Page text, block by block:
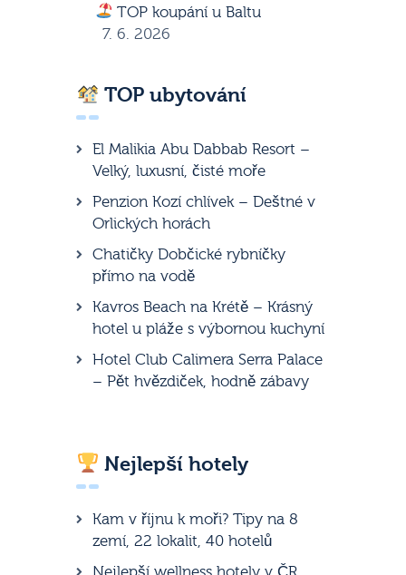
TOP koupání u Baltu
7. 6. 2026
TOP ubytování
El Malikia Abu Dabbab Resort –
Velký, luxusní, čisté moře
Penzion Kozí chlívek – Deštné v
Orlických horách
Chatičky Dobčické rybníčky
přímo na vodě
Kavros Beach na Krétě – Krásný
hotel u pláže s výbornou kuchyní
Hotel Club Calimera Serra Palace
– Pět hvězdiček, hodně zábavy
Nejlepší hotely
Kam v říjnu k moři? Tipy na 8
zemí, 22 lokalit, 40 hotelů